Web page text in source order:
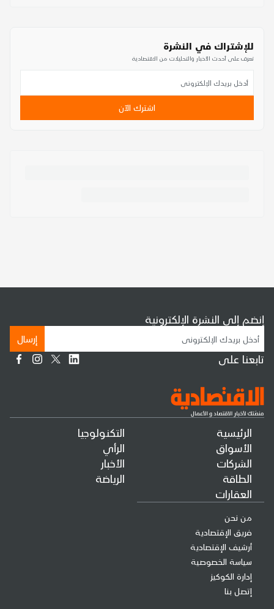
للإشتراك في النشرة
تعرف على أحدث الأخبار والتحليلات من الاقتصادية
اشترك الآن
الرئيسية
الأسواق
الشركات
الطاقة
العقارات
التكنولوجيا
الرأي
الأخبار
الرياضة
من نحن
فريق الإقتصادية
أرشيف الإقتصادية
سياسة الخصوصية
إدارة الكوكيز
إتصل بنا
إنضم إلى النشرة الإلكترونية
إرسال
تابعنا على